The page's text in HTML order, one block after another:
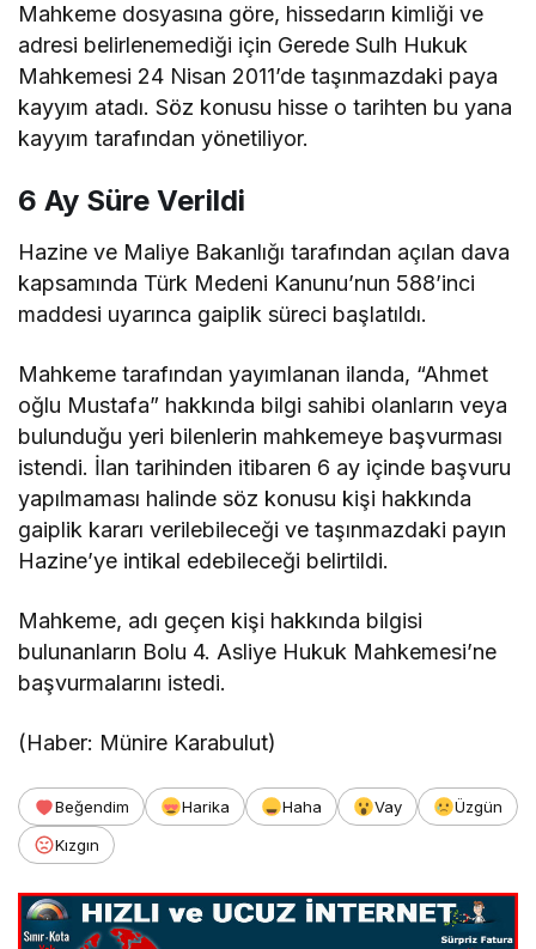
Mahkeme dosyasına göre, hissedarın kimliği ve
adresi belirlenemediği için Gerede Sulh Hukuk
Mahkemesi 24 Nisan 2011’de taşınmazdaki paya
kayyım atadı. Söz konusu hisse o tarihten bu yana
kayyım tarafından yönetiliyor.
6 Ay Süre Verildi
Hazine ve Maliye Bakanlığı tarafından açılan dava
kapsamında Türk Medeni Kanunu’nun 588’inci
maddesi uyarınca gaiplik süreci başlatıldı.
Mahkeme tarafından yayımlanan ilanda, “Ahmet
oğlu Mustafa” hakkında bilgi sahibi olanların veya
bulunduğu yeri bilenlerin mahkemeye başvurması
istendi. İlan tarihinden itibaren 6 ay içinde başvuru
yapılmaması halinde söz konusu kişi hakkında
gaiplik kararı verilebileceği ve taşınmazdaki payın
Hazine’ye intikal edebileceği belirtildi.
Mahkeme, adı geçen kişi hakkında bilgisi
bulunanların Bolu 4. Asliye Hukuk Mahkemesi’ne
başvurmalarını istedi.
(Haber: Münire Karabulut)
Beğendim Harika Haha Vay
Üzgün
Kızgın